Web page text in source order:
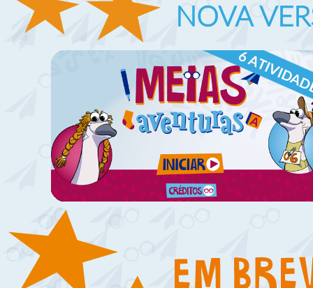
NOVA